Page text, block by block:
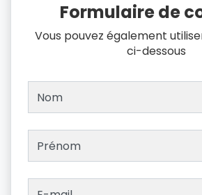
Formulaire de
Vous pouvez également
ci-dessous